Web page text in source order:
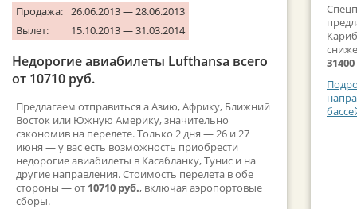
Продажа: 26.06.2013 — 28.06.2013
Вылет:
15.10.2013 — 31.03.2014
Недорогие авиабилеты Lufthansa всего
от 10710 руб.
Предлагаем отправиться а Азию, Африку, Ближний
Восток или Южную Америку, значительно
сэкономив на перелете. Только 2 дня — 26 и 27
июня — у вас есть возможность приобрести
недорогие авиабилеты в Касабланку, Тунис и на
другие направления. Стоимость перелета в обе
стороны — от 10710 руб., включая аэропортовые
сборы.